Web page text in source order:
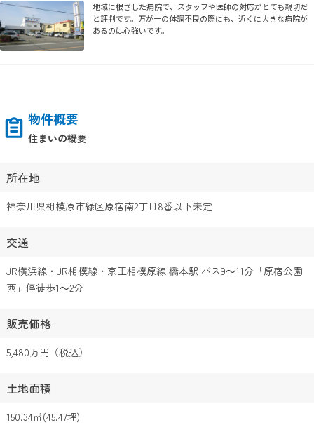
地域に根ざした病院で、スタッフや医師の対応がとても親切だ
と評判です。万が一の体調不良の際にも、近くに大きな病院が
あるのは心強いです。
物件概要
住まいの概要
所在地
神奈川県相模原市緑区原宿南2丁目8番以下未定
交通
JR横浜線・JR相模線・京王相模原線 橋本駅 バス9～11分「原宿公園
西」停徒歩1～2分
販売価格
5,480万円（税込）
土地面積
150.34㎡(45.47坪)